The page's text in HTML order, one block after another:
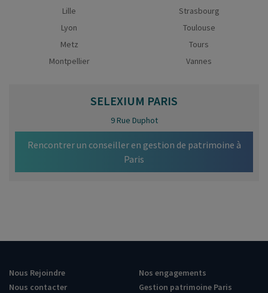
Lille
Lyon
Metz
Montpellier
Strasbourg
Toulouse
Tours
Vannes
SELEXIUM PARIS
9 Rue Duphot
Rencontrer un conseiller en gestion de patrimoine à
Paris
Nous Rejoindre
Nous contacter
Nos engagements
Gestion patrimoine Paris